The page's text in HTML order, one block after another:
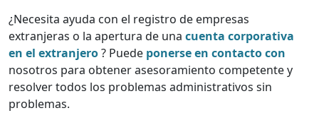
¿Necesita ayuda con el registro de empresas
extranjeras o la apertura de una cuenta corporativa
en el extranjero? Puede ponerse en contacto con
nosotros para obtener asesoramiento competente y
resolver todos los problemas administrativos sin
problemas.